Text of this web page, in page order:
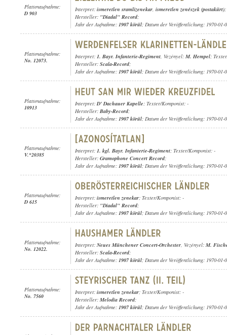
Plattenaufnahme:
D 903
Interpret: ismeretlen sramlizenekar, ismeretlen zenészek (postakürt);
Hersteller: "Diadal" Record;
Jahr der Aufnahme: 1907 körül; Datum der Veröffentlichung: 1970-01-
Plattenaufnahme:
No. 12073.
Interpret: 1. Bayr. Infanterie-Regiment, Vezényel: M. Hempel;
Hersteller: Scala-Record;
Jahr der Aufnahme: 1907 körül; Datum der Veröffentlichung: 1970-01-
Plattenaufnahme:
10913
Interpret:D' Dachauer Kapelle; Texter/Komponist: -
Hersteller: Baby-Record;
Jahr der Aufnahme: 1907 körül; Datum der Veröffentlichung: 1970-01-
Plattenaufnahme:
V.*20385
Interpret: 1. kgl. Bayr. Infanterie-Regiment; Texter/Komponist: -
Hersteller: Gramophone Concert Record;
Jahr der Aufnahme: 1907 körül; Datum der Veröffentlichung: 1970-01-
Plattenaufnahme:
D 615
Interpret: ismeretlen zenekar; Texter/Komponist: -
Hersteller: "Diadal" Record;
Jahr der Aufnahme: 1907 körül; Datum der Veröffentlichung: 1970-01-
Plattenaufnahme:
No. 12022.
Interpret: Neues Münchener Concert-Orchester, Vezényel: M.
Hersteller: Scala-Record;
Jahr der Aufnahme: 1907 körül; Datum der Veröffentlichung: 1970-01-
Plattenaufnahme:
No. 7560
Interpret: ismeretlen zenekar; Texter/Komponist: -
Hersteller: Melodia Record;
Jahr der Aufnahme: 1907 körül; Datum der Veröffentlichung: 1970-01-